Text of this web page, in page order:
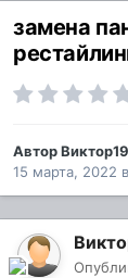
замена
Автор
15 марта, 2022 в